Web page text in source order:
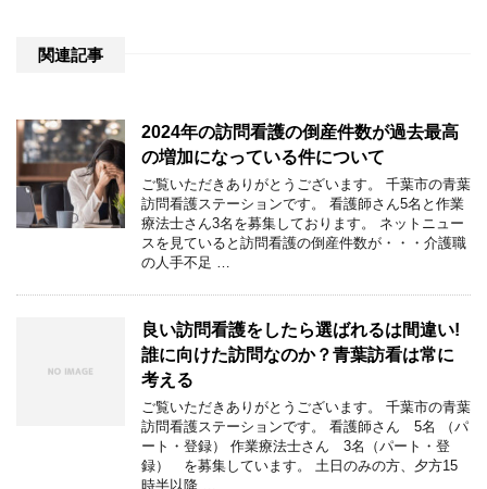
関連記事
2024年の訪問看護の倒産件数が過去最高
の増加になっている件について
ご覧いただきありがとうございます。 千葉市の青葉
訪問看護ステーションです。 看護師さん5名と作業
療法士さん3名を募集しております。 ネットニュー
スを見ていると訪問看護の倒産件数が・・・介護職
の人手不足 …
良い訪問看護をしたら選ばれるは間違い!
誰に向けた訪問なのか？青葉訪看は常に
考える
ご覧いただきありがとうございます。 千葉市の青葉
訪問看護ステーションです。 看護師さん 5名 （パ
ート・登録） 作業療法士さん 3名（パート・登
録） を募集しています。 土日のみの方、夕方15
時半以降 …